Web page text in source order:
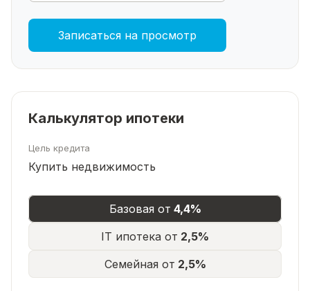
Записаться на просмотр
Калькулятор ипотеки
Цель кредита
Купить недвижимость
Базовая от 4,4%
IT ипотека от 2,5%
Семейная от 2,5%